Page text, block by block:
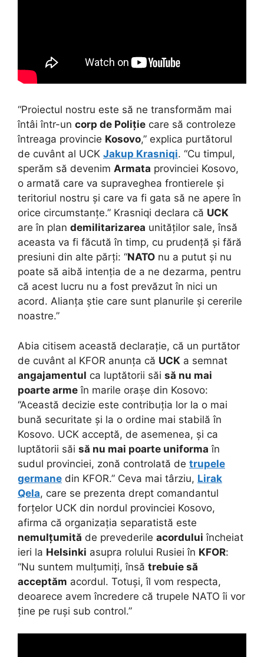
“Proiectul nostru este să ne transformăm mai
întâi într-un corp de Poliție care să controleze
întreaga provincie Kosovo,” explica purtătorul
de cuvânt al UCK Jakup Krasniqi. “Cu timpul,
sperăm să devenim Armata provinciei Kosovo,
o armată care va supraveghea frontierele și
teritoriul nostru și care va fi gata să ne apere în
orice circumstanțe.” Krasniqi declara că UCK
are în plan demilitarizarea unităților sale, însă
aceasta va fi făcută în timp, cu prudență și fără
presiuni din alte părți: “NATO nu a putut și nu
poate să aibă intenția de a ne dezarma, pentru
că acest lucru nu a fost prevăzut în nici un
acord. Alianța știe care sunt planurile și cererile
noastre.”
Abia citisem această declarație, că un purtător
de cuvânt al KFOR anunța că UCK a semnat
angajamentul ca luptătorii săi să nu mai
poarte arme în marile orașe din Kosovo:
“Această decizie este contribuția lor la o mai
bună securitate și la o ordine mai stabilă în
Kosovo. UCK acceptă, de asemenea, și ca
luptătorii săi să nu mai poarte uniforma în
sudul provinciei, zonă controlată de trupele
germane din KFOR.” Ceva mai târziu, Lirak
Qela, care se prezenta drept comandantul
forțelor UCK din nordul provinciei Kosovo,
afirma că organizația separatistă este
nemulțumită de prevederile acordului încheiat
ieri la Helsinki asupra rolului Rusiei în KFOR:
“Nu suntem mulțumiți, însă trebuie să
acceptăm acordul. Totuși, îl vom respecta,
deoarece avem încredere că trupele NATO îi vor
ține pe ruși sub control.”